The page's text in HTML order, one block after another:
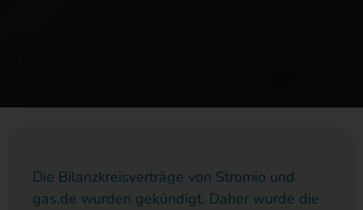
Die Bilanzkreisverträge von Stromio und
gas.de wurden gekündigt. Daher wurde die